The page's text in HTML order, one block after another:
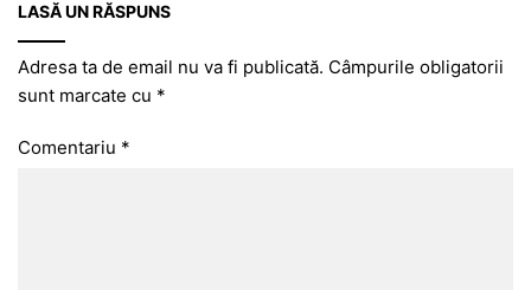
LASĂ UN RĂSPUNS
Adresa ta de email nu va fi publicată. Câmpurile obligatorii
sunt marcate cu *
Comentariu *